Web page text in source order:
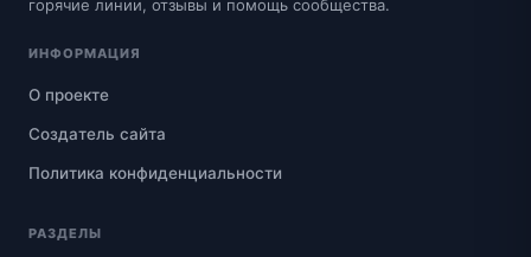
горячие линии, отзывы и помощь сообщества.
ИНФОРМАЦИЯ
О проекте
Создатель сайта
Политика конфиденциальности
РАЗДЕЛЫ